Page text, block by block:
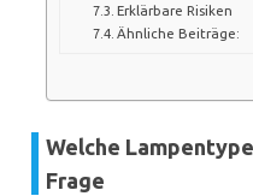
Erklärbare Risiken
Ähnliche Beiträge:
Welche
Frage